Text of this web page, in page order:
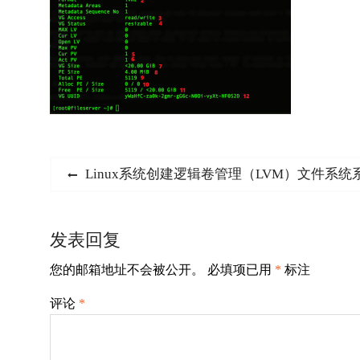
文
导
航
Previous
Linux系统创建逻辑卷管理（LVM）文件系统
发表回复
您的邮箱地址不会被公开。 必填项已用 * 标注
评论 *